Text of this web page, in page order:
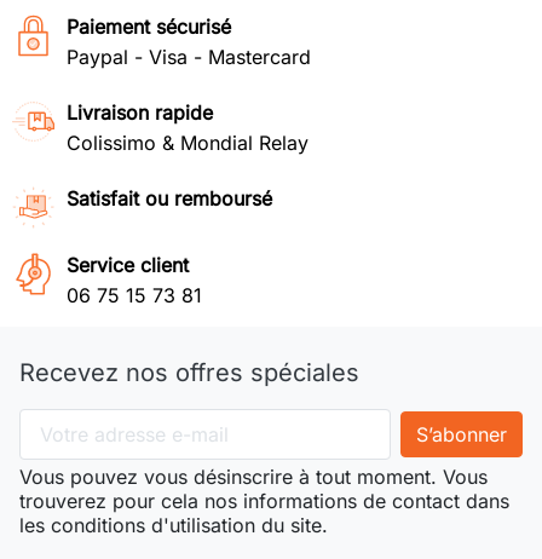
Paiement sécurisé
Paypal - Visa - Mastercard
Livraison rapide
Colissimo & Mondial Relay
Satisfait ou remboursé
Service client
06 75 15 73 81
Recevez nos offres spéciales
Vous pouvez vous désinscrire à tout moment. Vous
trouverez pour cela nos informations de contact dans
les conditions d'utilisation du site.